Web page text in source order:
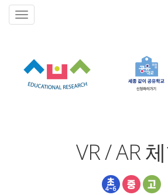
VR / AR